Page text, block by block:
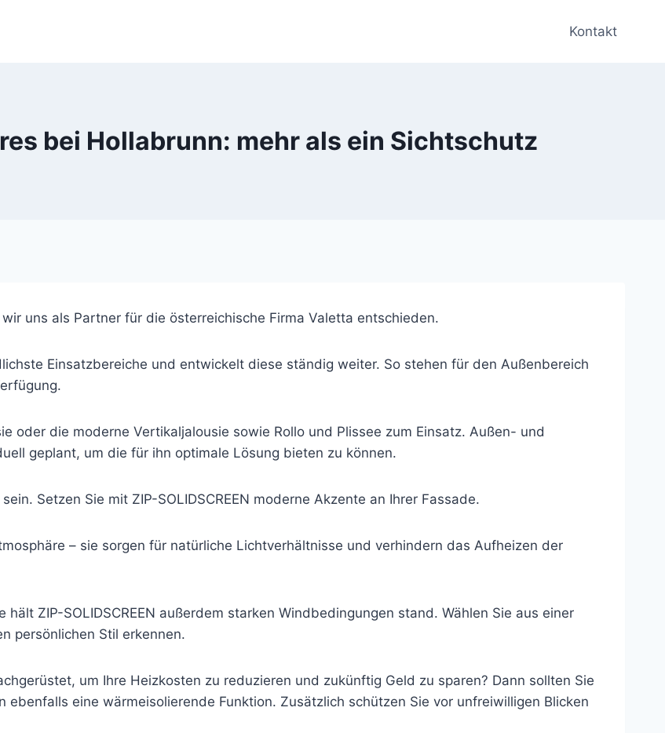
Kontakt
bei Hollabrunn: mehr als ein Sichtschutz
uns als Partner für die österreichische Firma Valetta entschieden.
Einsatzbereiche und entwickelt diese ständig weiter. So stehen für den Außenbereich
oder die moderne Vertikaljalousie sowie Rollo und Plissee zum Einsatz. Außen- und
geplant, um die für ihn optimale Lösung bieten zu können.
Setzen Sie mit ZIP-SOLIDSCREEN moderne Akzente an Ihrer Fassade.
– sie sorgen für natürliche Lichtverhältnisse und verhindern das Aufheizen der
ZIP-SOLIDSCREEN außerdem starken Windbedingungen stand. Wählen Sie aus einer
persönlichen Stil erkennen.
um Ihre Heizkosten zu reduzieren und zukünftig Geld zu sparen? Dann sollten Sie
eine wärmeisolierende Funktion. Zusätzlich schützen Sie vor unfreiwilligen Blicken